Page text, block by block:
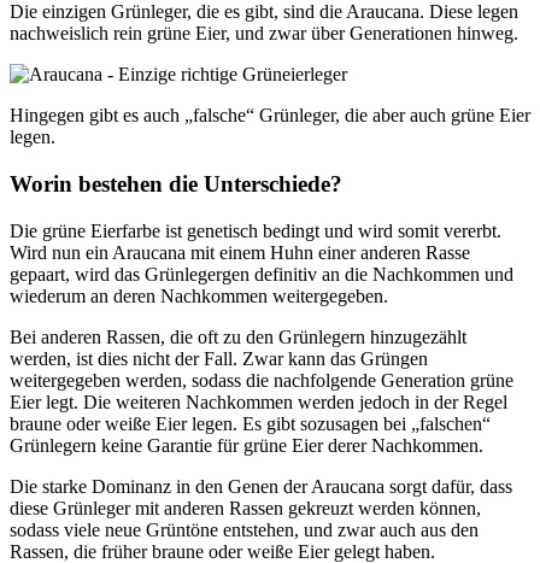
Die einzigen Grünleger, die es gibt, sind die Araucana. Diese legen
nachweislich rein grüne Eier, und zwar über Generationen hinweg.
Hingegen gibt es auch „falsche“ Grünleger, die aber auch grüne Eier
legen.
Worin bestehen die Unterschiede?
Die grüne Eierfarbe ist genetisch bedingt und wird somit vererbt.
Wird nun ein Araucana mit einem Huhn einer anderen Rasse
gepaart, wird das Grünlegergen definitiv an die Nachkommen und
wiederum an deren Nachkommen weitergegeben.
Bei anderen Rassen, die oft zu den Grünlegern hinzugezählt
werden, ist dies nicht der Fall. Zwar kann das Grüngen
weitergegeben werden, sodass die nachfolgende Generation grüne
Eier legt. Die weiteren Nachkommen werden jedoch in der Regel
braune oder weiße Eier legen. Es gibt sozusagen bei „falschen“
Grünlegern keine Garantie für grüne Eier derer Nachkommen.
Die starke Dominanz in den Genen der Araucana sorgt dafür, dass
diese Grünleger mit anderen Rassen gekreuzt werden können,
sodass viele neue Grüntöne entstehen, und zwar auch aus den
Rassen, die früher braune oder weiße Eier gelegt haben.